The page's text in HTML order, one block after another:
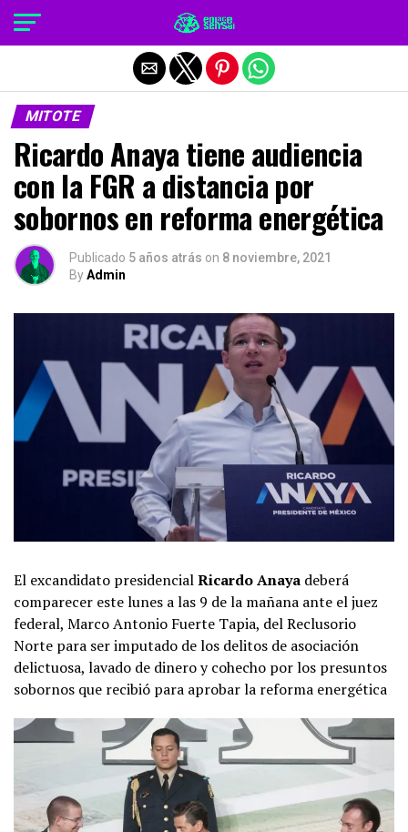
MITOTE
Ricardo Anaya tiene audiencia
con la FGR a distancia por
sobornos en reforma energética
Publicado 5 años atrás on 8 noviembre, 2021
ByAdmin
El excandidato presidencialRicardo Anaya deberá
comparecer este lunes a las 9 de la mañana ante el juez
federal, Marco Antonio Fuerte Tapia, del Reclusorio
Norte para ser imputado de los delitos de asociación
delictuosa, lavado de dinero y cohecho por los presuntos
sobornos que recibió para aprobar la reforma energética
Salir de la versión móvil